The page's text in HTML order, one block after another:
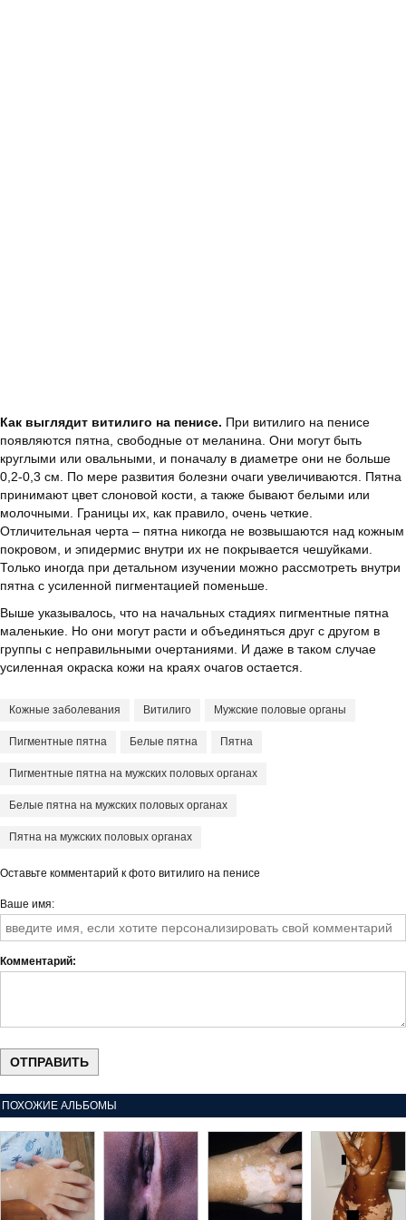
Как выглядит витилиго на пенисе. При витилиго на пенисе
появляются пятна, свободные от меланина. Они могут быть
круглыми или овальными, и поначалу в диаметре они не больше
0,2-0,3 см. По мере развития болезни очаги увеличиваются. Пятна
принимают цвет слоновой кости, а также бывают белыми или
молочными. Границы их, как правило, очень четкие.
Отличительная черта – пятна никогда не возвышаются над кожным
покровом, и эпидермис внутри их не покрывается чешуйками.
Только иногда при детальном изучении можно рассмотреть внутри
пятна с усиленной пигментацией поменьше.
Выше указывалось, что на начальных стадиях пигментные пятна
маленькие. Но они могут расти и объединяться друг с другом в
группы с неправильными очертаниями. И даже в таком случае
усиленная окраска кожи на краях очагов остается.
Кожные заболевания Витилиго Мужские половые органы
Пигментные пятна Белые пятна Пятна
Пигментные пятна на мужских половых органах
Белые пятна на мужских половых органах
Пятна на мужских половых органах
Оставьте комментарий к фото витилиго на пенисе
Ваше имя
Комментарий
ПОХОЖИЕ АЛЬБОМЫ